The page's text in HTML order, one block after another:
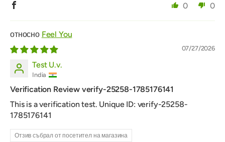
0 0
Feel You
07/27/2026
Test U.v.
India
Verification Review verify-25258-1785176141
This is a verification test. Unique ID: verify-25258-
1785176141
Отзив събрал от посетител на магазина